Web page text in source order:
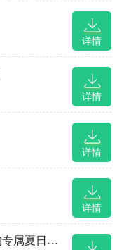
详情
详情
详情
详情
RyzaChat AI莱莎与你共创的专属夏日梦物语